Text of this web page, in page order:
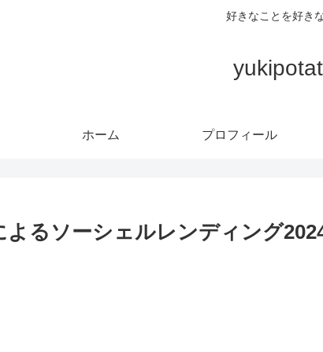
好きなことを好き
ホーム プロフィール
るソーシェルレンディング